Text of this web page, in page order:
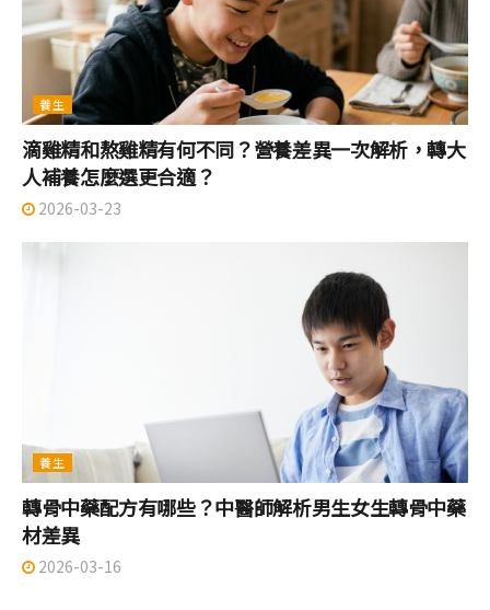
養生
滴雞精和熬雞精有何不同？營養差異一次解析，轉大
人補養怎麼選更合適？
2026-03-23
養生
轉骨中藥配方有哪些？中醫師解析男生女生轉骨中藥
材差異
2026-03-16